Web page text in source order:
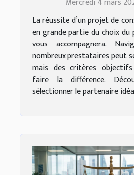
Mercredi 4 mars
La réussite d’un projet de
en grande partie du choix du
vous accompagnera.
nombreux prestataires peut
mais des critères
faire la différence.
sélectionner le partenaire